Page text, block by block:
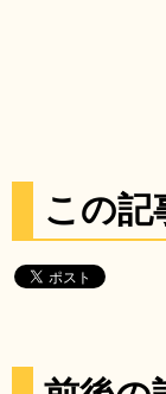
この記